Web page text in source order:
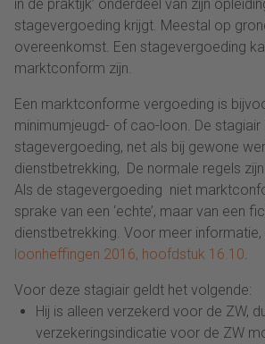
in de praktijk’ onderdeel van zijn
stagevergoeding krijgt. Meestal op
overeenkomst. Een stagevergoeding
marktconform zijn.
Een marktconforme vergoeding is
minimumjeugd- of cao-loon. De stagiair
stagevergoeding, net als bij gewone
dienstbetrekking, De normale regels
Als de stagevergoeding niet
sprake van een ‘echte’, maar van een
dienstbetrekking. Voor meer informatie,
loonheffingen 2016, hoofdstuk 16.10
Voor deze stagiair geldt het volgende:
Hij is alleen verzekerd voor de ZW,
verzekeringsindicatie voor de ZW